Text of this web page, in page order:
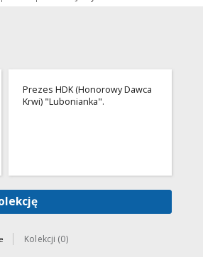
Prezes HDK (Honorowy Dawca
Krwi) "Lubonianka".
Kolekcji (0)